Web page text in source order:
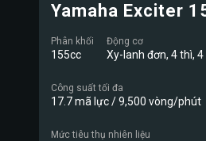
Yamaha Exciter
Phân khối
155cc
Động cơ
Xy-lanh đơn, 4 thì, 4
Công suất tối đa
17.7 mã lực / 9,500 vòng/phút
Mức tiêu thụ nhiên liệu